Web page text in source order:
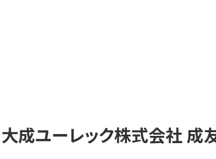
大成ユーレック株式会社 成